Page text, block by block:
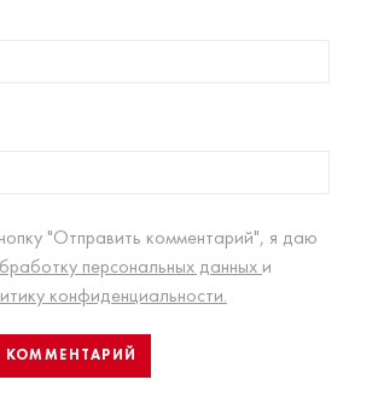
"Отправить комментарий", я даю
персональных данных и
конфиденциальности.